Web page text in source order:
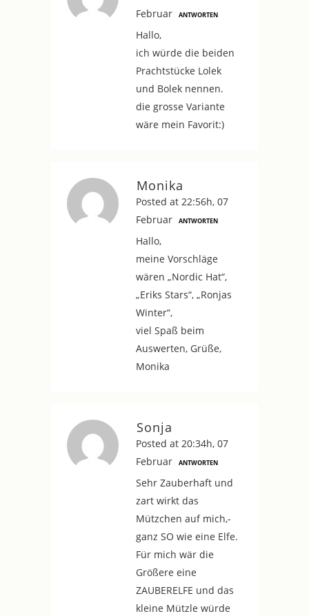
Februar
ANTWORTEN
Hallo,
ich würde die beiden
Prachtstücke Lolek
und Bolek nennen.
die grosse Variante
wäre mein Favorit:)
Monika
Posted at 22:56h, 07
Februar
ANTWORTEN
Hallo,
meine Vorschläge
wären „Nordic Hat“,
„Eriks Stars“, „Ronjas
Winter“,
viel Spaß beim
Auswerten, Grüße,
Monika
Sonja
Posted at 20:34h, 07
Februar
ANTWORTEN
Sehr Zauberhaft und
zart wirkt das
Mützchen auf mich,-
ganz SO wie eine Elfe.
Für mich wär die
Größere eine
ZAUBERELFE und das
kleine Mützle würde